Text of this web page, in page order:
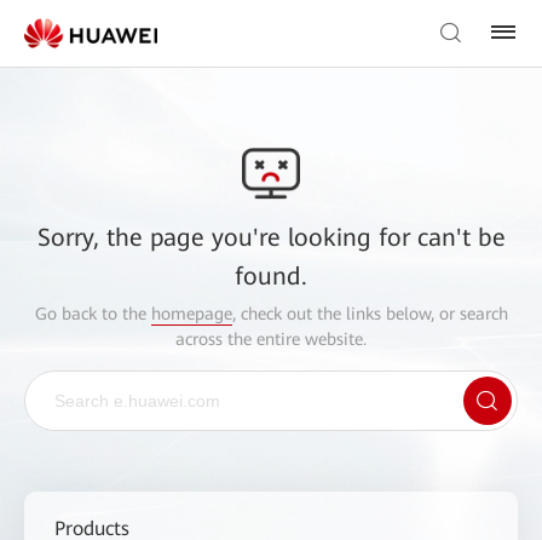
Sorry, the page you're looking for can't be
found.
Go back to the homepage, check out the links below, or search
across the entire website.
Products